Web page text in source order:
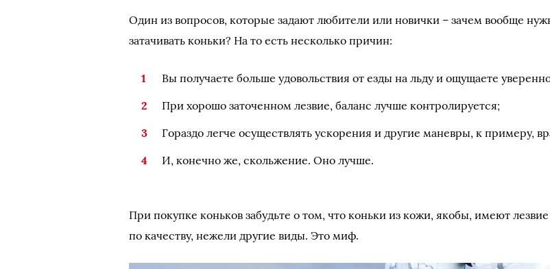
Один из вопросов, которые задают любители или новички – зачем вообще
затачивать коньки? На то есть несколько причин:
Вы получаете больше удовольствия от езды на льду и ощущаете
При хорошо заточенном лезвие, баланс лучше контролируется;
Гораздо легче осуществлять ускорения и другие маневры, к примеру,
И, конечно же, скольжение. Оно лучше.
При покупке коньков забудьте о том, что коньки из кожи, якобы, имеют
по качеству, нежели другие виды. Это миф.